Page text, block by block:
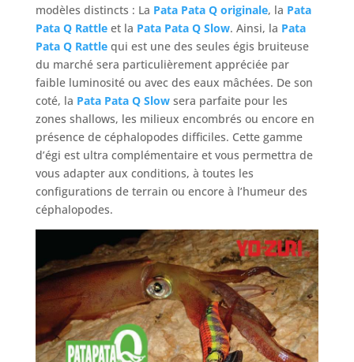
modèles distincts : La Pata Pata Q originale, la Pata
Pata Q Rattle et la Pata Pata Q Slow. Ainsi, la Pata
Pata Q Rattle qui est une des seules égis bruiteuse
du marché sera particulièrement appréciée par
faible luminosité ou avec des eaux mâchées. De son
coté, la Pata Pata Q Slowsera parfaite pour les
zones shallows, les milieux encombrés ou encore en
présence de céphalopodes difficiles. Cette gamme
d’égi est ultra complémentaire et vous permettra de
vous adapter aux conditions, à toutes les
configurations de terrain ou encore à l’humeur des
céphalopodes.